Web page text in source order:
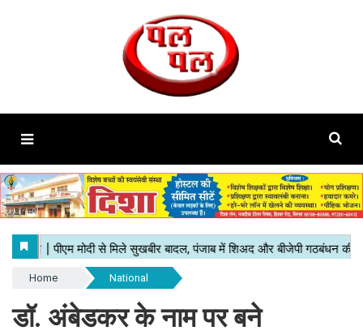
Home National
डॉ. अंबेडकर के नाम पर बने